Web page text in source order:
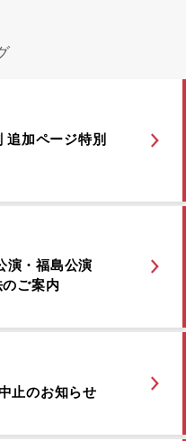
追加ページ特別
演・福島公演
ご案内
止のお知らせ